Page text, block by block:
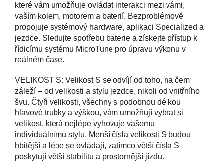
které vám umožňuje ovládat interakci mezi vámi,
vaším kolem, motorem a baterií. Bezproblémově
propojuje systémový hardware, aplikaci Specialized a
jezdce. Sledujte spotřebu baterie a získejte přístup k
řídicímu systému MicroTune pro úpravu výkonu v
reálném čase.
VELIKOST S: Velikost S se odvíjí od toho, na čem
záleží – od velikosti a stylu jezdce, nikoli od vnitřního
švu. Čtyři velikosti, všechny s podobnou délkou
hlavové trubky a výškou, vám umožňují vybrat si
velikost, která nejlépe vyhovuje vašemu
individuálnímu stylu. Menší čísla velikosti S budou
hbitější a lépe se ovládají, zatímco větší čísla S
poskytují větší stabilitu a prostornější jízdu.